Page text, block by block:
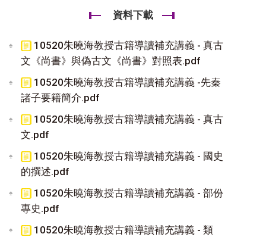
資料下載
10520朱曉海教授古籍導讀補充講義 - 真古
文《尚書》與偽古文《尚書》對照表.pdf
10520朱曉海教授古籍導讀補充講義 -先秦
諸子要籍簡介.pdf
10520朱曉海教授古籍導讀補充講義 - 真古
文.pdf
10520朱曉海教授古籍導讀補充講義 - 國史
的撰述.pdf
10520朱曉海教授古籍導讀補充講義 - 部份
專史.pdf
10520朱曉海教授古籍導讀補充講義 - 類